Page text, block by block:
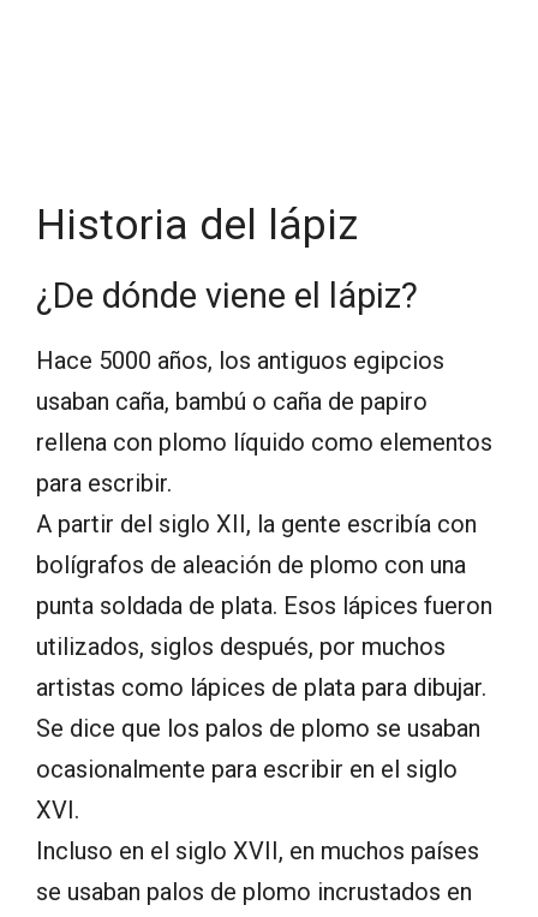
Historia del lápiz
¿De dónde viene el lápiz?
Hace 5000 años, los antiguos egipcios
usaban caña, bambú o caña de papiro
rellena con plomo líquido como elementos
para escribir.
A partir del siglo XII, la gente escribía con
bolígrafos de aleación de plomo con una
punta soldada de plata. Esos lápices fueron
utilizados, siglos después, por muchos
artistas como lápices de plata para dibujar.
Se dice que los palos de plomo se usaban
ocasionalmente para escribir en el siglo
XVI.
Incluso en el siglo XVII, en muchos países
se usaban palos de plomo incrustados en